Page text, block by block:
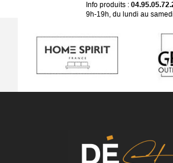
Info produits :
9h-19h, du lundi au samedi